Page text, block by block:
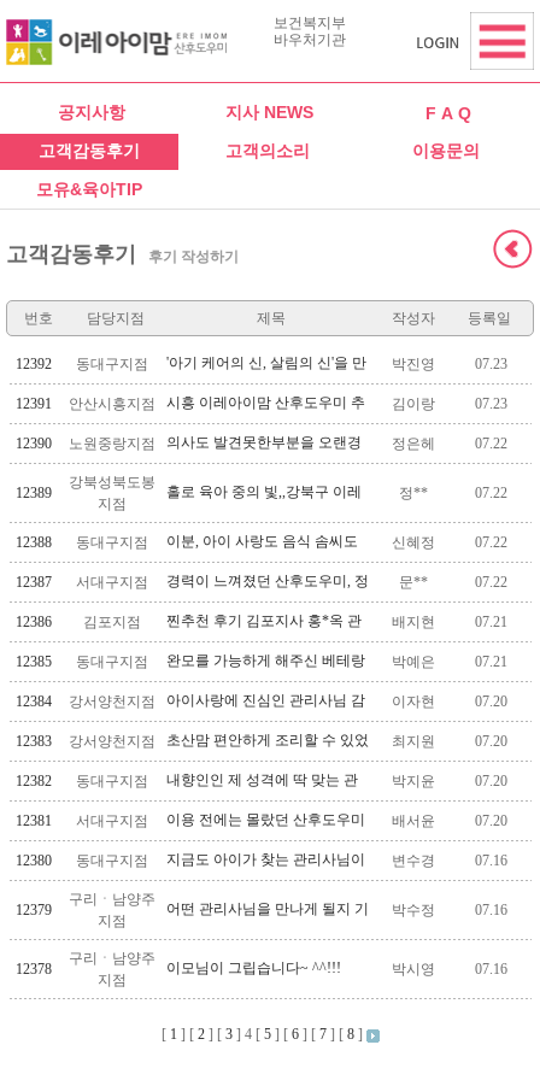
보건복지부
바우처기관
공지사항 지사 NEWS
F A Q
고객감동후기
고객의소리
이용문의
모유&육아TIP
고객감동후기 후기 작성하기
번호 담당지점 제목 작성자 등록일
12392 동대구지점
'아기 케어의 신, 살림의 신'을 만
났습니다
박진영 07.23
12391 안산시흥지점
시흥 이레아이맘 산후도우미 추
천후기에요
김이랑 07.23
12390 노원중랑지점
의사도 발견못한부분을 오랜경
력으로 캣치해 수술한 베테랑관
리사님 후기
정은헤 07.22
12389
강북성북도봉
지점
홀로 육아 중의 빛,,강북구 이레
정** 07.22
12388 동대구지점
이분, 아이 사랑도 음식 솜씨도
최고세요!
신혜정 07.22
12387 서대구지점
경력이 느껴졌던 산후도우미, 정
말 만족했습니다.
문** 07.22
12386 김포지점
찐추천 후기 김포지사 홍*옥 관
리사님! 감사합니다’
배지현 07.21
12385 동대구지점
완모를 가능하게 해주신 베테랑
관리사님
박예은 07.21
12384 강서양천지점
아이사랑에 진심인 관리사님 감
사했어요
이자현 07.20
12383 강서양천지점
초산맘 편안하게 조리할 수 있었
습니다
최지원 07.20
12382 동대구지점
내향인인 제 성격에 딱 맞는 관
리사님이 오셨어요
박지윤 07.20
12381 서대구지점
이용 전에는 몰랐던 산후도우미
의 진짜 역할
배서윤 07.20
12380 동대구지점
지금도 아이가 찾는 관리사님이
계세요
변수경 07.16
12379
구리ㆍ남양주
지점
어떤 관리사님을 만나게 될지 기
박수정 07.16
12378
구리ㆍ남양주
지점
이모님이 그립습니다~ ^^!!! 박시영 07.16
[ 1 ] [ 2] [ 3] 4[ 5] [ 6] [ 7] [ 8]